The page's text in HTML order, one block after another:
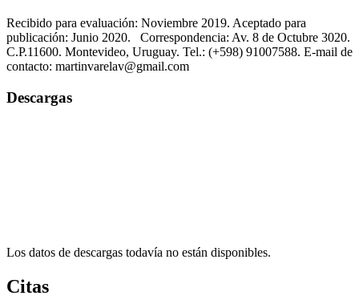
Recibido para evaluación: Noviembre 2019. Aceptado para
publicación: Junio 2020. Correspondencia: Av. 8 de Octubre 3020.
C.P.11600. Montevideo, Uruguay. Tel.: (+598) 91007588. E-mail de
contacto: martinvarelav@gmail.com
Descargas
Los datos de descargas todavía no están disponibles.
Citas